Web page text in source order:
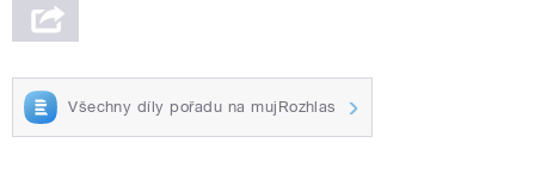
Všechny díly pořadu na mujRozhlas